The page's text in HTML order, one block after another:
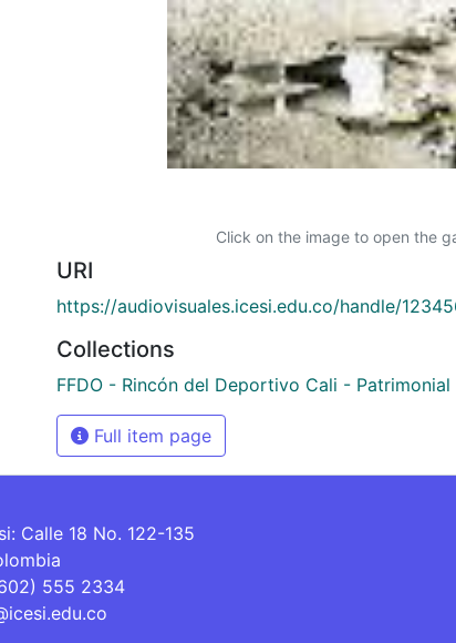
Click on the image to open the
URI
https://audiovisuales.icesi.edu.co/handle/
Collections
FFDO - Rincón del Deportivo Cali - Patrimonial
Full item page
Calle 18 No. 122-135
555 2334